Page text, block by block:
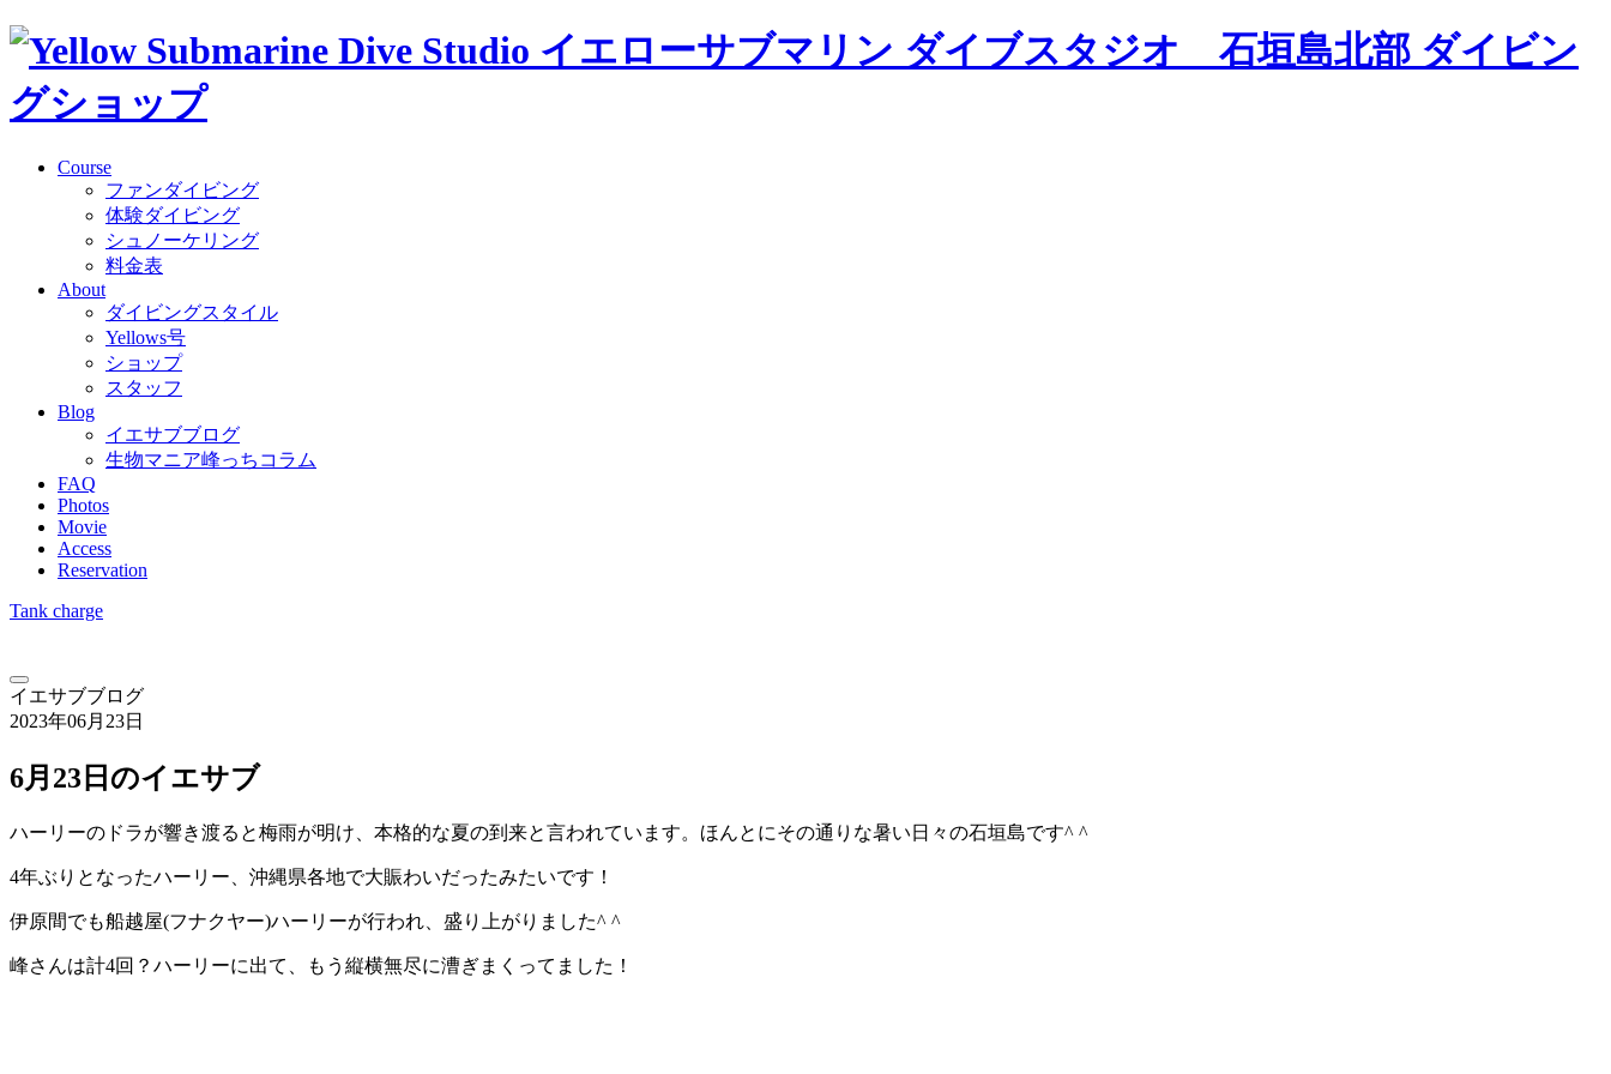
Course
ファンダイビング
体験ダイビング
シュノーケリング
料金表
About
ダイビングスタイル
Yellows号
ショップ
スタッフ
Blog
イエサブブログ
生物マニア峰っちコラム
FAQ
Photos
Movie
Access
Reservation
Tank charge
イエサブブログ
2023年06月23日
6月23日のイエサブ
ハーリーのドラが響き渡ると梅雨が明け、本格的な夏の到来と言われています。ほんとにその通りな暑い日々の石垣島です^ ^
4年ぶりとなったハーリー、沖縄県各地で大賑わいだったみたいです！
伊原間でも船越屋(フナクヤー)ハーリーが行われ、盛り上がりました^ ^
峰さんは計4回？ハーリーに出て、もう縦横無尽に漕ぎまくってました！